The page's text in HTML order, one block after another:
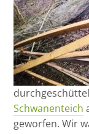
Schwanenteich
geworfen. Wir